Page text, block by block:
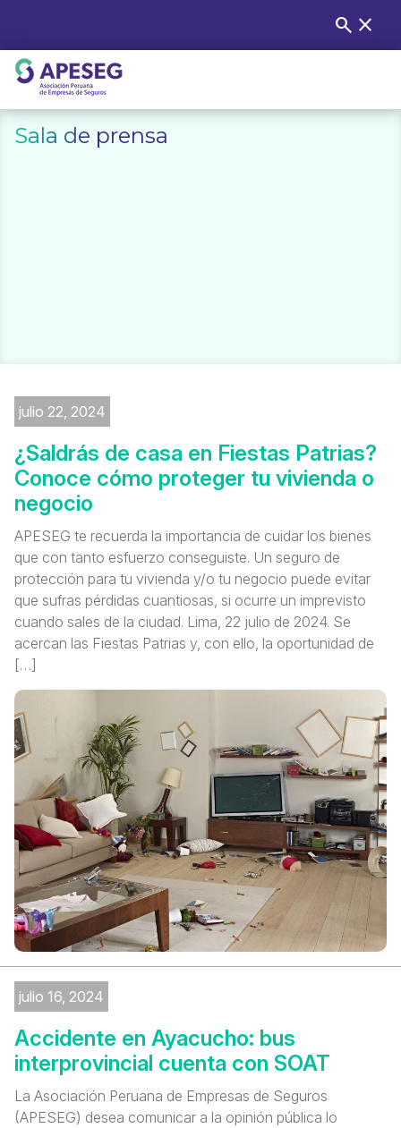
content
Buscar:
search close
APESEG
Sala de prensa
julio 22, 2024
¿Saldrás de casa en Fiestas Patrias?
Conoce cómo proteger tu vivienda o
negocio
APESEG te recuerda la importancia de cuidar los bienes
que con tanto esfuerzo conseguiste. Un seguro de
protección para tu vivienda y/o tu negocio puede evitar
que sufras pérdidas cuantiosas, si ocurre un imprevisto
cuando sales de la ciudad. Lima, 22 julio de 2024. Se
acercan las Fiestas Patrias y, con ello, la oportunidad de
[…]
julio 16, 2024
Accidente en Ayacucho: bus
interprovincial cuenta con SOAT
La Asociación Peruana de Empresas de Seguros
(APESEG) desea comunicar a la opinión pública lo